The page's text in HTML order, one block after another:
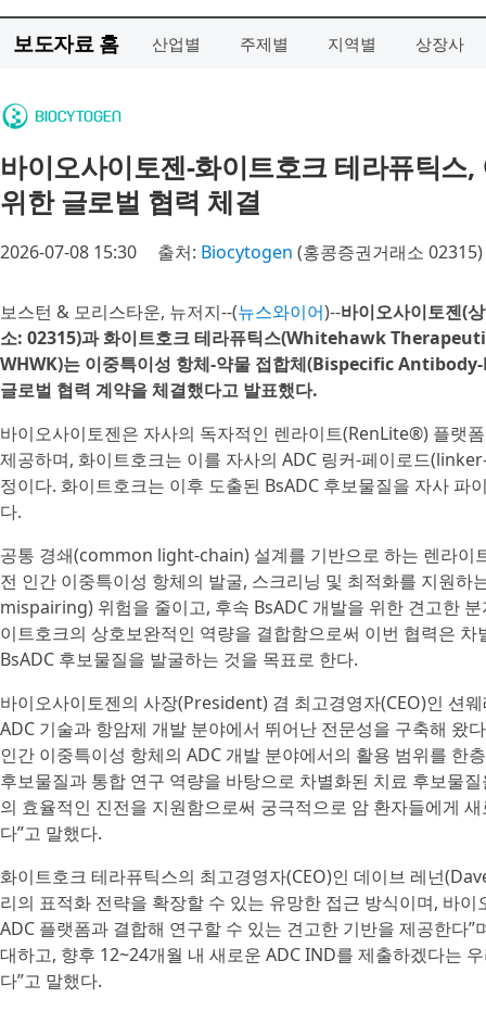
보도자료 홈 산업별 주제별 지역별 상장사
바이오사이토젠-화이트호크 테라퓨틱스
위한 글로벌 협력 체결
2026-07-08 15:30 출처: Biocytogen (홍콩증권거래소 02315)
보스턴 & 모리스타운, 뉴저지--(뉴스와이어)--바이오사이토젠(
소: 02315)과 화이트호크 테라퓨틱스(Whitehawk
WHWK)는 이중특이성 항체-약물 접합체(Bispecific
글로벌 협력 계약을 체결했다고 발표했다.
바이오사이토젠은 자사의 독자적인 렌라이트(RenLite®) 플랫
제공하며, 화이트호크는 이를 자사의 ADC 링커-페이로드
정이다. 화이트호크는 이후 도출된 BsADC 후보물질을 자사 파
다.
공통 경쇄(common light-chain) 설계를 기반으로 하는 렌라이
전 인간 이중특이성 항체의 발굴, 스크리닝 및 최적화를 지원
mispairing) 위험을 줄이고, 후속 BsADC 개발을 위한 견고한
이트호크의 상호보완적인 역량을 결합함으로써 이번 협력은
BsADC 후보물질을 발굴하는 것을 목표로 한다.
바이오사이토젠의 사장(President) 겸 최고경영자(CEO)인 션
ADC 기술과 항암제 개발 분야에서 뛰어난 전문성을 구축해 왔
인간 이중특이성 항체의 ADC 개발 분야에서의 활용 범위를 한
후보물질과 통합 연구 역량을 바탕으로 차별화된 치료 후보물
의 효율적인 진전을 지원함으로써 궁극적으로 암 환자들에게
다”고 말했다.
화이트호크 테라퓨틱스의 최고경영자(CEO)인 데이브 레넌
리의 표적화 전략을 확장할 수 있는 유망한 접근 방식이며, 바
ADC 플랫폼과 결합해 연구할 수 있는 견고한 기반을 제공한다
대하고, 향후 12~24개월 내 새로운 ADC IND를 제출하겠다는
다”고 말했다.